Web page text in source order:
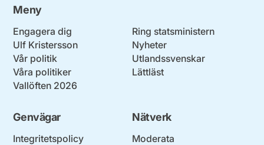
Meny
Engagera dig
Ulf Kristersson
Vår politik
Våra politiker
Vallöften 2026
Ring statsministern
Nyheter
Utlandssvenskar
Lättläst
Genvägar
Integritetspolicy
Nätverk
Moderata